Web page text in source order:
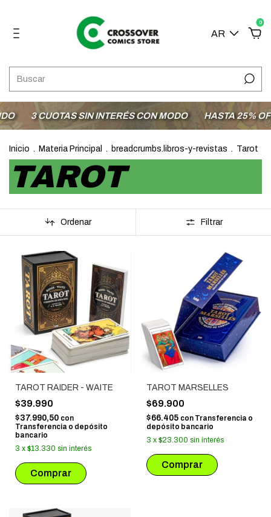
AR
0
3 CUOTAS SIN INTERÉS CON MODO HASTA 25% OFF
Inicio . Materia Principal . breadcrumbs.libros-y-revistas . Tarot
TAROT
Ordenar Filtrar
TAROT RAIDER - WAITE
$39.990
$37.990,50 con
Transferencia o depósito
bancario
3 x $13.330 sin interés
TAROT MARSELLES
$69.900
$66.405 con Transferencia o
depósito bancario
3 x $23.300 sin interés